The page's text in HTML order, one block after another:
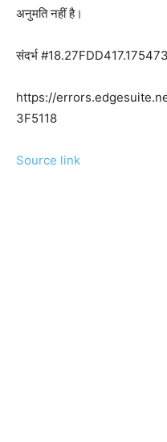
अनुमति नहीं है।
संदर्भ
https://
3F5118
Source link